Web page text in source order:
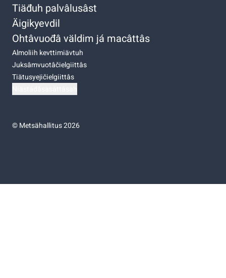
Tiäđuh palvâlusâst
Äigikyevdil
Ohtâvuođâ väldim já macâttâs
Almoliih kevttimiävtuh
Juksâmvuotâčielgiittâs
Tiätusyejičielgiittâs
©Metsähallitus 2026